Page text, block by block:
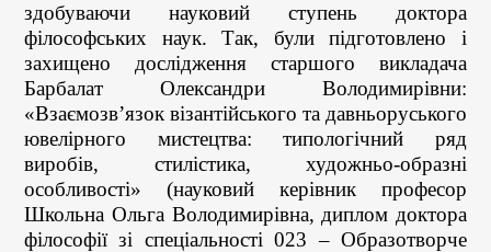
здобуваючи науковий ступень доктора
філософських наук. Так, були підготовлено і
захищено дослідження старшого викладача
Барбалат Олександри Володимирівни:
«Взаємозв’язок візантійського та давньоруського
ювелірного мистецтва: типологічний ряд
виробів, стилістика, художньо-образні
особливості» (науковий керівник професор
Школьна Ольга Володимирівна, диплом доктора
філософії зі спеціальності 023 – Образотворче